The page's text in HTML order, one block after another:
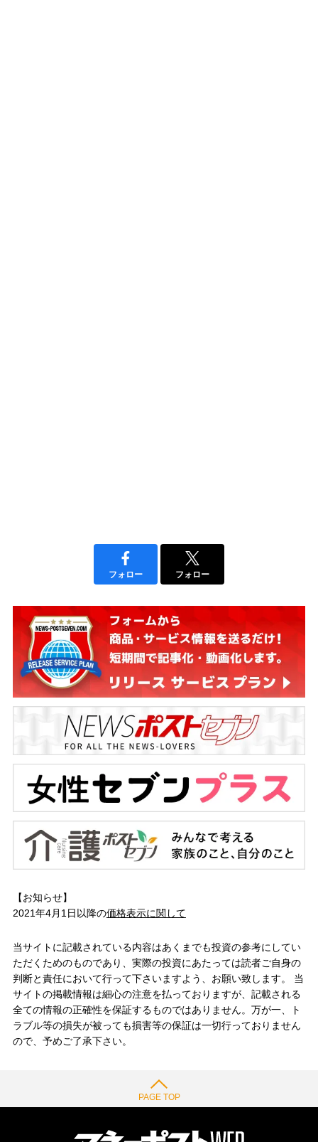
フォロー フォロー
【お知らせ】
2021年4月1日以降の価格表示に関して
当サイトに記載されている内容はあくまでも投資の参考にしてい
ただくためのものであり、実際の投資にあたっては読者ご自身の
判断と責任において行って下さいますよう、お願い致します。 当
サイトの掲載情報は細心の注意を払っておりますが、記載される
全ての情報の正確性を保証するものではありません。万が一、ト
ラブル等の損失が被っても損害等の保証は一切行っておりません
ので、予めご了承下さい。
PAGE TOP